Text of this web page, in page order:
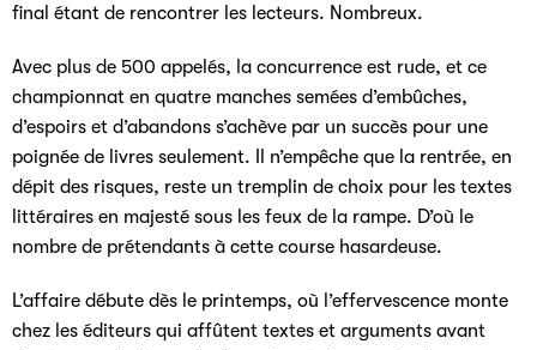
final étant de rencontrer les lecteurs. Nombreux.
Avec plus de 500 appelés, la concurrence est rude, et ce
championnat en quatre manches semées d’embûches,
d’espoirs et d’abandons s’achève par un succès pour une
poignée de livres seulement. Il n’empêche que la rentrée, en
dépit des risques, reste un tremplin de choix pour les textes
littéraires en majesté sous les feux de la rampe. D’où le
nombre de prétendants à cette course hasardeuse.
L’affaire débute dès le printemps, où l’effervescence monte
chez les éditeurs qui affûtent textes et arguments avant